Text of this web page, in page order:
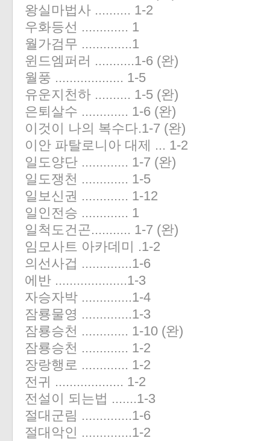
왕실마법사 .......... 1-2
우화등선 ............. 1
월가검무 ..............1
윈드엠퍼러 ...........1-6 (완)
월풍 ................... 1-5
유운지천하 .......... 1-5 (완)
은퇴살수 ............. 1-6 (완)
이것이 나의 복수다.1-7 (완)
이안 파탈로니아 대제 ... 1-2
일도양단 ............. 1-7 (완)
일도쟁천 ............. 1-5
일보신권 ............. 1-12
일인전승 ............. 1
일척도건곤........... 1-7 (완)
임모사트 아카데미 .1-2
의선사겁 ..............1-6
에반 ....................1-3
자승자박 ..............1-4
잠룡물영 ..............1-3
잠룡승천 ............. 1-10 (완)
잠룡승천 ............. 1-2
장랑행로 ............. 1-2
전귀 ................... 1-2
전설이 되는법 .......1-3
절대군림 ..............1-6
절대악인 ..............1-2